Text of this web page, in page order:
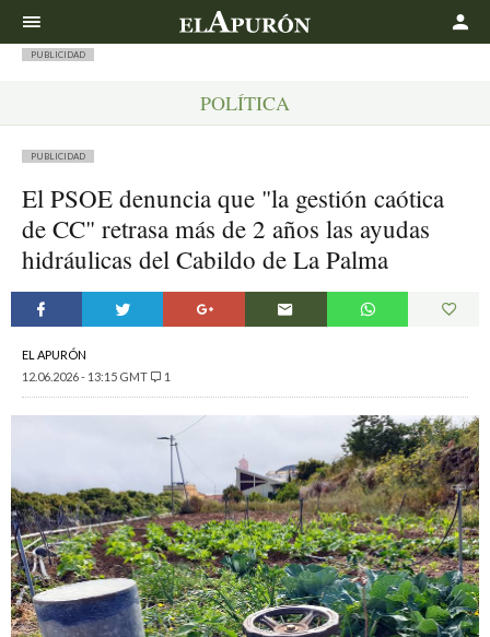
PUBLICIDAD
POLÍTICA
PUBLICIDAD
El PSOE denuncia que "la gestión caótica
de CC" retrasa más de 2 años las ayudas
hidráulicas del Cabildo de La Palma
EL APURÓN
12.06.2026 - 13:15 GMT
1